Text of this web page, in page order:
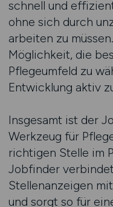
schnell und
ohne sich durch
arbeiten zu
Möglichkeit, die
Pflegeumfeld zu
Entwicklung aktiv
Insgesamt ist der
Werkzeug für
richtigen Stelle im
Jobfinder
Stellenanzeigen
und sorgt so für